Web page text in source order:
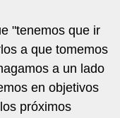
"tenemos que ir
a que tomemos
a un lado
en objetivos
próximos